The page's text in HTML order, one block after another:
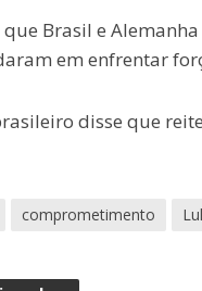
Brasil e
em enfrentar
disse que
comprometimento